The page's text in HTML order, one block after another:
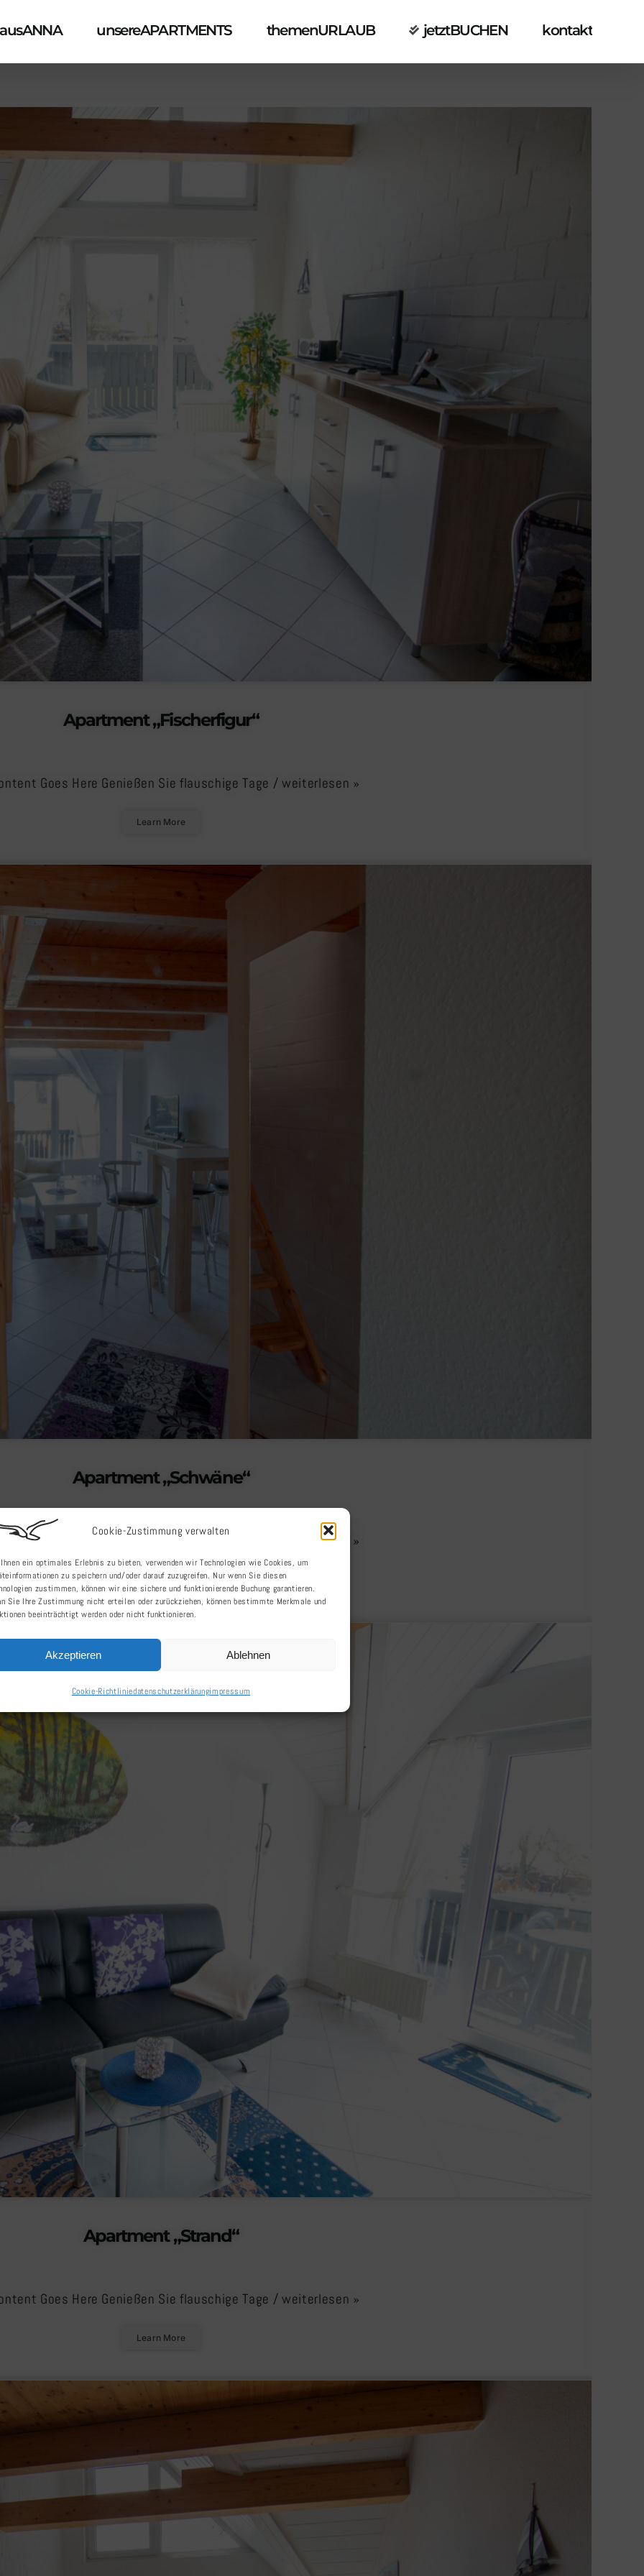
Cookie-Zustimmung verwalten
ein optimales Erlebnis zu bieten, verwenden wir Technologien wie Cookies, um
zu speichern und/oder darauf zuzugreifen. Nur wenn Sie diesen
zustimmen, können wir eine sichere und funktionierende Buchung garantieren.
Sie Ihre Zustimmung nicht erteilen oder zurückziehen, können bestimmte Merkmale und
beeinträchtigt werden oder nicht funktionieren.
Akzeptieren Ablehnen
Cookie-Richtliniedatenschutzerklärungimpressum
unsereAPARTMENTS themenURLAUB jetztBUCHEN kontakt
Apartment „Fischerfigur“
Apartment „Fischerfigur“
Goes Here Genießen Sie flauschige Tage / weiterlesen »
Learn More
Apartment „Schwäne“
Apartment „Schwäne“
Goes Here Genießen Sie flauschige Tage / weiterlesen »
Learn More
Apartment „Strand“
Apartment „Strand“
Goes Here Genießen Sie flauschige Tage / weiterlesen »
Learn More